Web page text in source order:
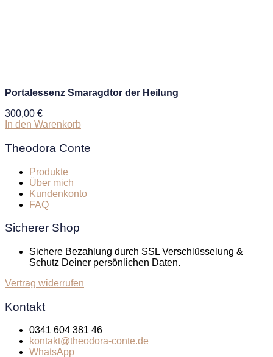
Portalessenz Smaragdtor der Heilung
300,00 €
In den Warenkorb
Theodora Conte
Produkte
Über mich
Kundenkonto
FAQ
Sicherer Shop
Sichere Bezahlung durch SSL Verschlüsselung &
Schutz Deiner persönlichen Daten.
Vertrag widerrufen
Kontakt
0341 604 381 46
kontakt@theodora-conte.de
WhatsApp